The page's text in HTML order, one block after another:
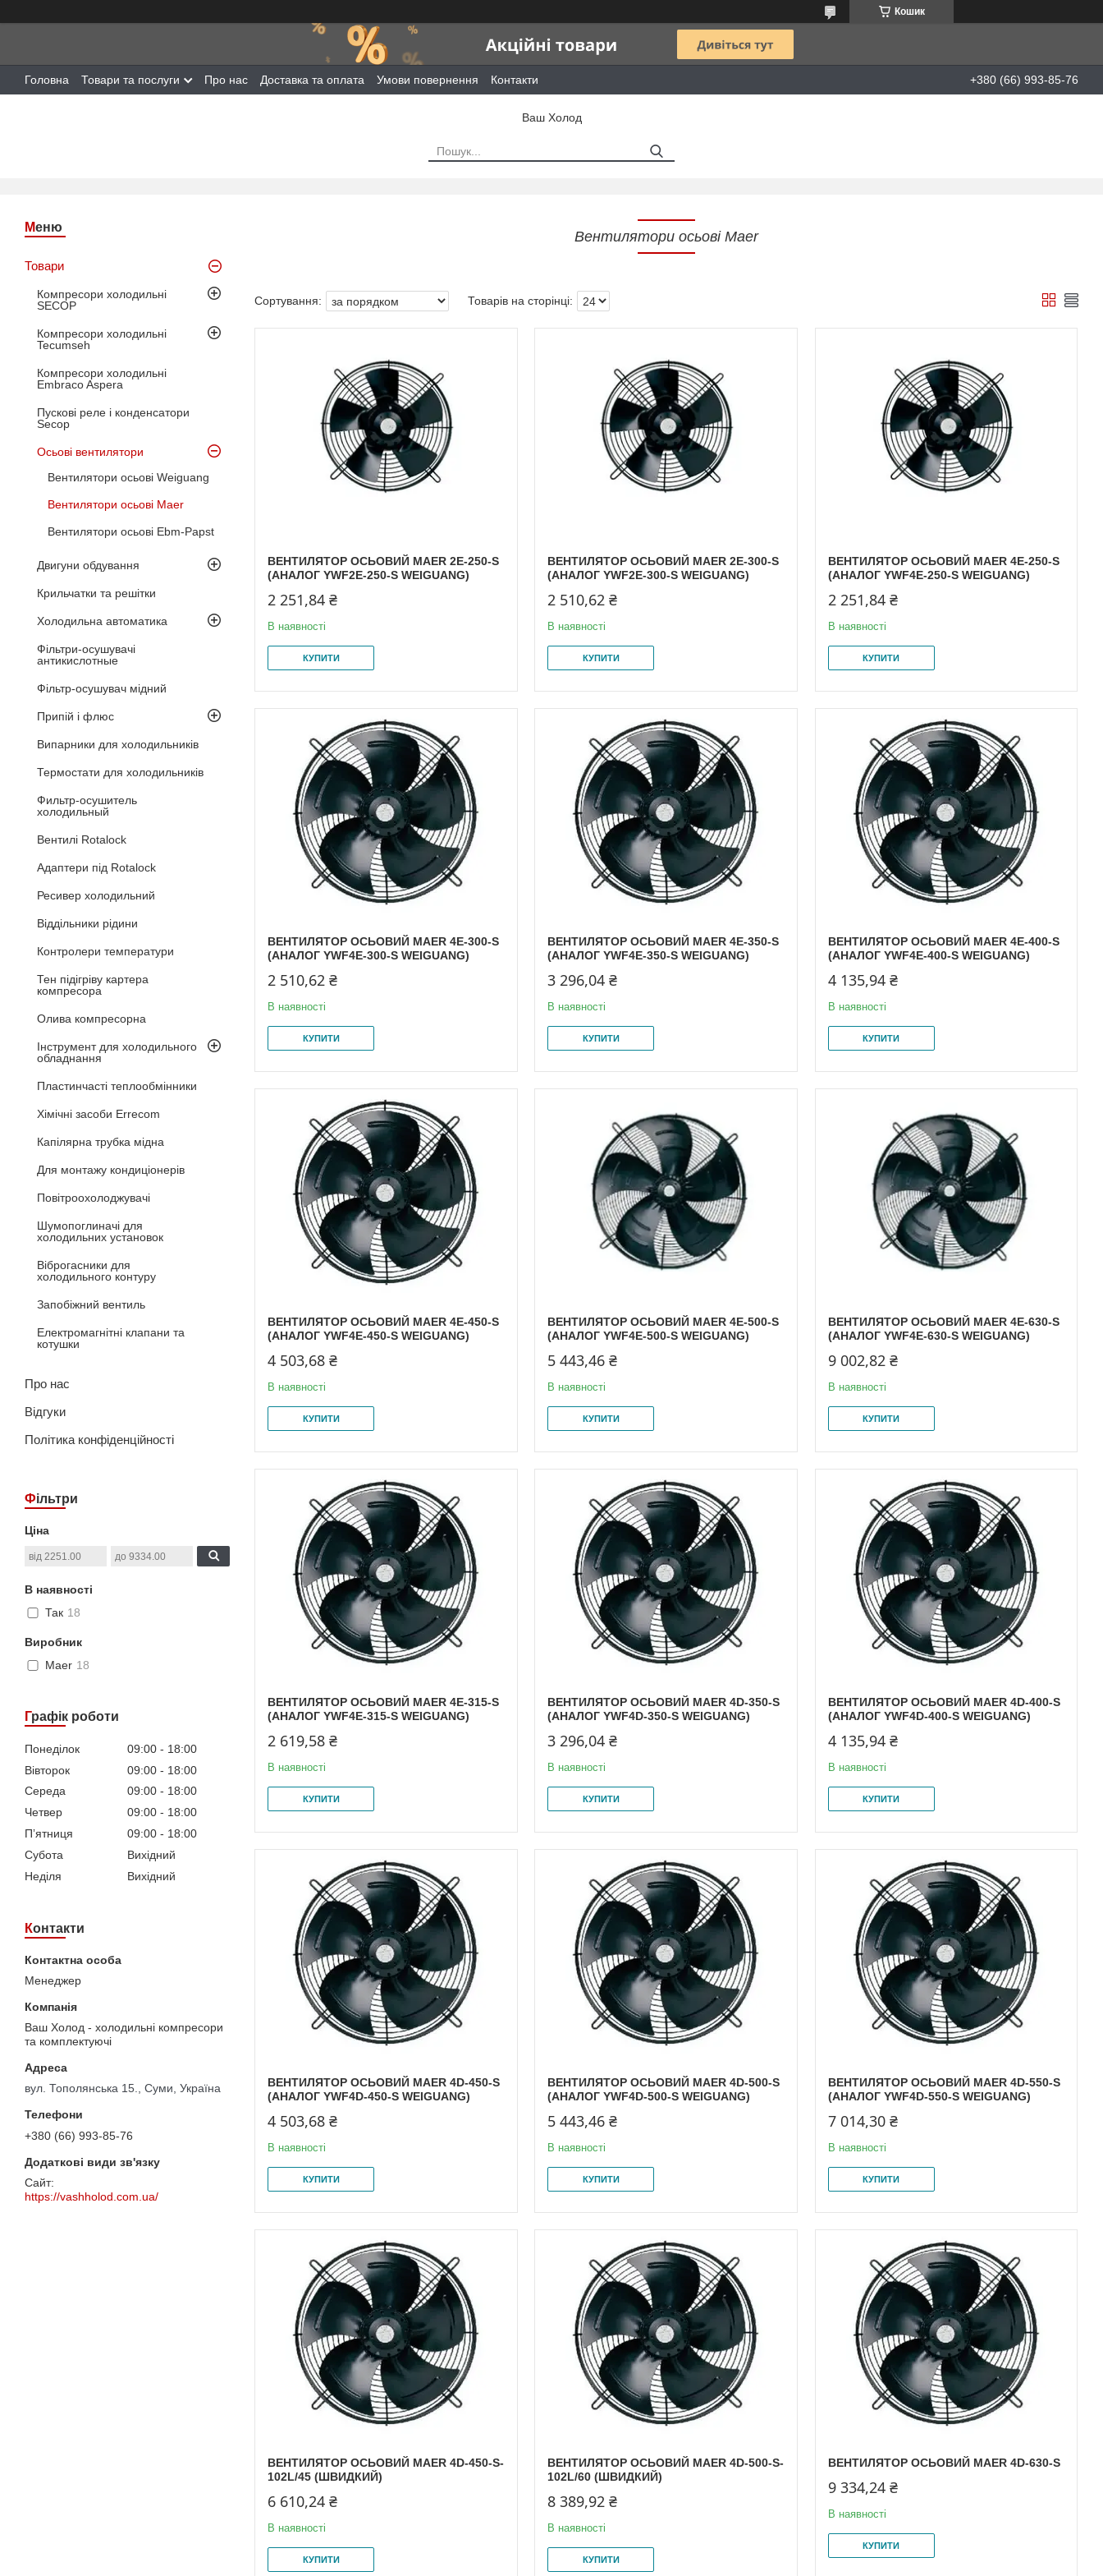
Кошик
Головна Товари та послуги Про нас Доставка та оплата Умови повернення Контакти +380 (66) 993-85-76
Ваш Холод
Товари
Компресори холодильні
SECOP
Компресори холодильні
Tecumseh
Компресори холодильні
Embraco Aspera
Пускові реле і конденсатори
Secop
Осьові вентилятори
Вентилятори осьові Weiguang
Вентилятори осьові Maer
Вентилятори осьові Ebm-Papst
Двигуни обдування
Крильчатки та решітки
Холодильна автоматика
Фільтри-осушувачі
антикислотные
Фільтр-осушувач мідний
Припій і флюс
Випарники для холодильників
Термостати для холодильників
Фильтр-осушитель
холодильный
Вентилі Rotalock
Адаптери під Rotalock
Ресивер холодильний
Віддільники рідини
Контролери температури
Тен підігріву картера
компресора
Олива компресорна
Інструмент для холодильного
обладнання
Пластинчасті теплообмінники
Хімічні засоби Errecom
Капілярна трубка мідна
Для монтажу кондиціонерів
Повітроохолоджувачі
Шумопоглиначі для
холодильних установок
Віброгасники для
холодильного контуру
Запобіжний вентиль
Електромагнітні клапани та
котушки
Про нас
Відгуки
Політика конфіденційності
Фільтри
Ціна
В наявності
Так 18
Виробник
Maer 18
Графік роботи
Понеділок 09:00
18:00
Вівторок
09:00
18:00
Середа
09:00
18:00
Четвер
09:00
18:00
Пʼятниця
09:00
18:00
Субота
Вихідний
Неділя
Вихідний
Контакти
Менеджер
Ваш Холод - холодильні компресори
та комплектуючі
вул. Тополянська 15., Суми, Україна
+380 (66) 993-85-76
https://vashholod.com.ua/
Вентилятори осьові Maer
ВЕНТИЛЯТОР ОСЬОВИЙ MAER 2E-250-S
(АНАЛОГ YWF2E-250-S WEIGUANG)
2 251,84 ₴
В наявності
КУПИТИ
ВЕНТИЛЯТОР ОСЬОВИЙ MAER 2E-300-S
(АНАЛОГ YWF2E-300-S WEIGUANG)
2 510,62 ₴
В наявності
КУПИТИ
ВЕНТИЛЯТОР ОСЬОВИЙ MAER 4E-250-S
(АНАЛОГ YWF4E-250-S WEIGUANG)
2 251,84 ₴
В наявності
КУПИТИ
ВЕНТИЛЯТОР ОСЬОВИЙ MAER 4E-300-S
(АНАЛОГ YWF4E-300-S WEIGUANG)
2 510,62 ₴
В наявності
КУПИТИ
ВЕНТИЛЯТОР ОСЬОВИЙ MAER 4E-350-S
(АНАЛОГ YWF4E-350-S WEIGUANG)
3 296,04 ₴
В наявності
КУПИТИ
ВЕНТИЛЯТОР ОСЬОВИЙ MAER 4E-400-S
(АНАЛОГ YWF4E-400-S WEIGUANG)
4 135,94 ₴
В наявності
КУПИТИ
ВЕНТИЛЯТОР ОСЬОВИЙ MAER 4E-450-S
(АНАЛОГ YWF4E-450-S WEIGUANG)
4 503,68 ₴
В наявності
КУПИТИ
ВЕНТИЛЯТОР ОСЬОВИЙ MAER 4E-500-S
(АНАЛОГ YWF4E-500-S WEIGUANG)
5 443,46 ₴
В наявності
КУПИТИ
ВЕНТИЛЯТОР ОСЬОВИЙ MAER 4E-630-S
(АНАЛОГ YWF4E-630-S WEIGUANG)
9 002,82 ₴
В наявності
КУПИТИ
ВЕНТИЛЯТОР ОСЬОВИЙ MAER 4E-315-S
(АНАЛОГ YWF4E-315-S WEIGUANG)
2 619,58 ₴
В наявності
КУПИТИ
ВЕНТИЛЯТОР ОСЬОВИЙ MAER 4D-350-S
(АНАЛОГ YWF4D-350-S WEIGUANG)
3 296,04 ₴
В наявності
КУПИТИ
ВЕНТИЛЯТОР ОСЬОВИЙ MAER 4D-400-S
(АНАЛОГ YWF4D-400-S WEIGUANG)
4 135,94 ₴
В наявності
КУПИТИ
ВЕНТИЛЯТОР ОСЬОВИЙ MAER 4D-450-S
(АНАЛОГ YWF4D-450-S WEIGUANG)
4 503,68 ₴
В наявності
КУПИТИ
ВЕНТИЛЯТОР ОСЬОВИЙ MAER 4D-500-S
(АНАЛОГ YWF4D-500-S WEIGUANG)
5 443,46 ₴
В наявності
КУПИТИ
ВЕНТИЛЯТОР ОСЬОВИЙ MAER 4D-550-S
(АНАЛОГ YWF4D-550-S WEIGUANG)
7 014,30 ₴
В наявності
КУПИТИ
ВЕНТИЛЯТОР ОСЬОВИЙ MAER 4D-450-S-
102L/45 (ШВИДКИЙ)
6 610,24 ₴
В наявності
КУПИТИ
ВЕНТИЛЯТОР ОСЬОВИЙ MAER 4D-500-S-
102L/60 (ШВИДКИЙ)
8 389,92 ₴
В наявності
КУПИТИ
ВЕНТИЛЯТОР ОСЬОВИЙ MAER 4D-630-S
9 334,24 ₴
В наявності
КУПИТИ